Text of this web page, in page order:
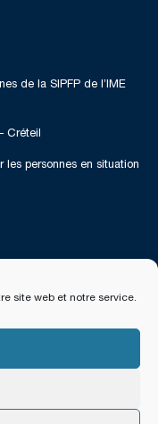
site web et notre service.
de la SIPFP de l’IME
Créteil
les personnes en situation